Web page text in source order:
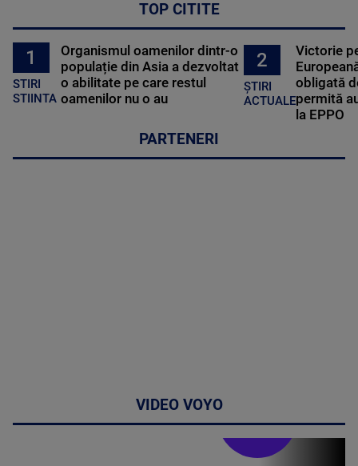
TOP CITITE
1
STIRI
STIINTA
Organismul oamenilor dintr-o
populație din Asia a dezvoltat
o abilitate pe care restul
oamenilor nu o au
2
ȘTIRI
ACTUALE
Victorie
obligată
permită
la EPPO
PARTENERI
VIDEO VOYO